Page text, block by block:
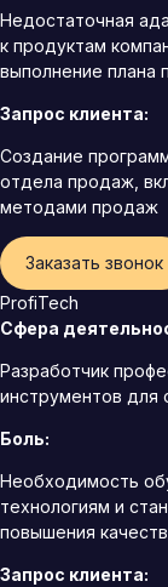
Недостаточная
к продуктам
выполнение плана
Запрос клиента:
Создание
отдела продаж,
методами продаж
Заказать звонок
ProfiTech
Сфера
Разработчик
инструментов для
Боль:
Необходимость
технологиям и
повышения
Запрос клиента: